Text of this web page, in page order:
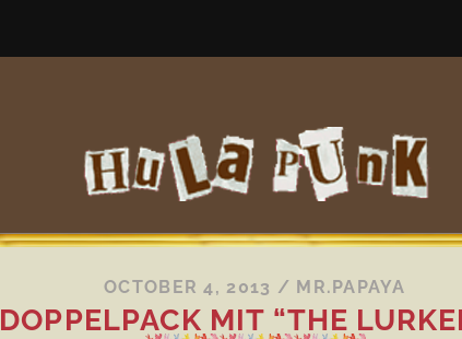
OCTOBER 4, 2013 / MR.PAPAYA
DOPPELPACK MIT “THE